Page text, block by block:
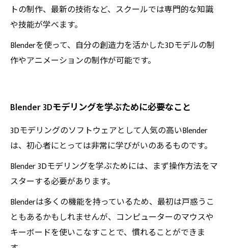
トの制作、最新の技術など、スクールでは専門的な知識
や技能が学べます。
Blenderを使って、自分の創造力を活かした3Dモデルの制
作やアニメーションの制作が可能です。
Blender 3Dモデリングを学ぶために必要なこと
3Dモデリングのソフトウェアとして人気の高いBlender
は、初心者にとっては非常に学びがいのあるものです。
Blender 3Dモデリングを学ぶためには、まず操作方法をマ
スターする必要があります。
Blenderは多くの機能を持っているため、最初は戸惑うこ
ともあるかもしれませんが、コンピューターのマウスや
キーボードを使いこなすことで、慣れることができま